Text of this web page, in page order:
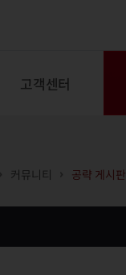
고객센터
커뮤니티 공략 게시판